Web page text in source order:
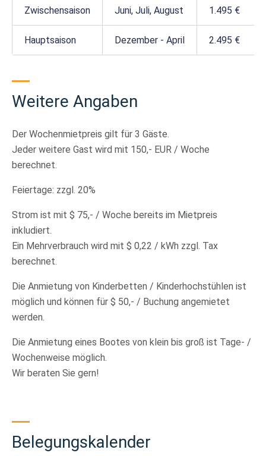
Zwischensaison Juni, Juli, August 1.495 €
Hauptsaison Dezember - April 2.495 €
Weitere Angaben
Der Wochenmietpreis gilt für 3 Gäste.
Jeder weitere Gast wird mit 150,- EUR / Woche
berechnet.
Feiertage: zzgl. 20%
Strom ist mit $ 75,- / Woche bereits im Mietpreis
inkludiert.
Ein Mehrverbrauch wird mit $ 0,22 / kWh zzgl. Tax
berechnet.
Die Anmietung von Kinderbetten / Kinderhochstühlen ist
möglich und können für $ 50,- / Buchung angemietet
werden.
Die Anmietung eines Bootes von klein bis groß ist Tage- /
Wochenweise möglich.
Wir beraten Sie gern!
Belegungskalender